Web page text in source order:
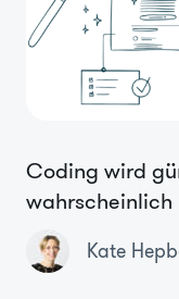
Coding wird
wahrscheinlich
Kate